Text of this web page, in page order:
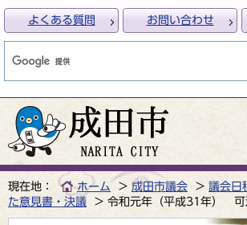
よくある質問 お問い合わせ
現在地： ホーム 成田市議会 議会日
た意見書・決議
令和元年（平成31年） 可